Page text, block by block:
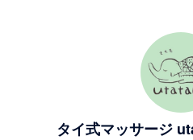
タイ式マッサージ